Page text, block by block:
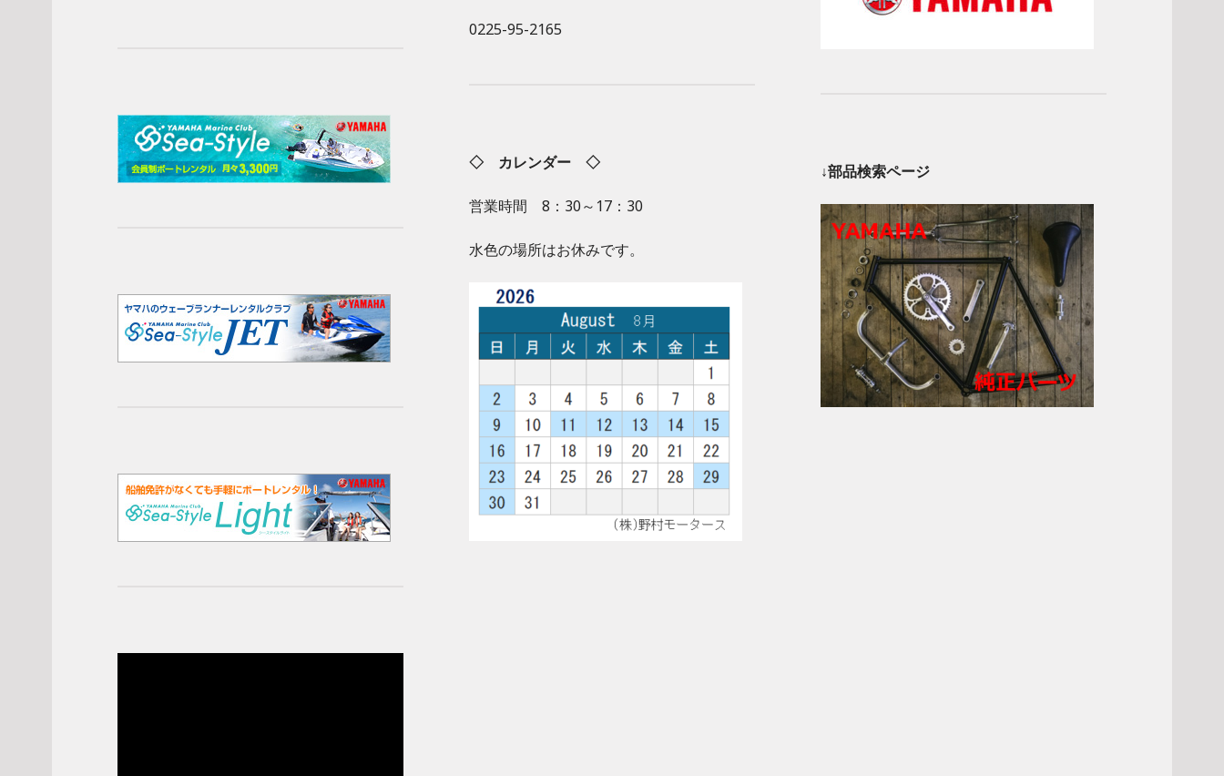
0225-95-2165
◇ カレンダー ◇
営業時間 8：30～17：30
水色の場所はお休みです。
↓部品検索ページ